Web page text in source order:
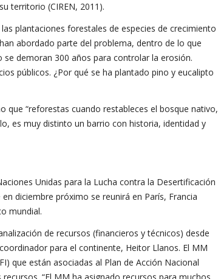
territorio (CIREN, 2011).
plantaciones forestales de especies de crecimiento
abordado parte del problema, dentro de lo que
demoran 300 años para controlar la erosión.
públicos. ¿Por qué se ha plantado pino y eucalipto
que “reforestas cuando restableces el bosque nativo,
es muy distinto un barrio con historia, identidad y
Unidas para la Lucha contra la Desertificación
diciembre próximo se reunirá en París, Francia
mundial.
de recursos (financieros y técnicos) desde
para el continente, Heitor Llanos. El MM
que están asociadas al Plan de Acción Nacional